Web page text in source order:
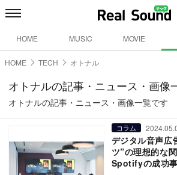
HOME MUSIC MOVIE
HOME TECH オトナル
オトナルの記事・ニュース・画像
オトナルの記事・ニュース・画像一覧です
コラム
デジタル音声広
ツ”の理想的な
Spotifyの成功